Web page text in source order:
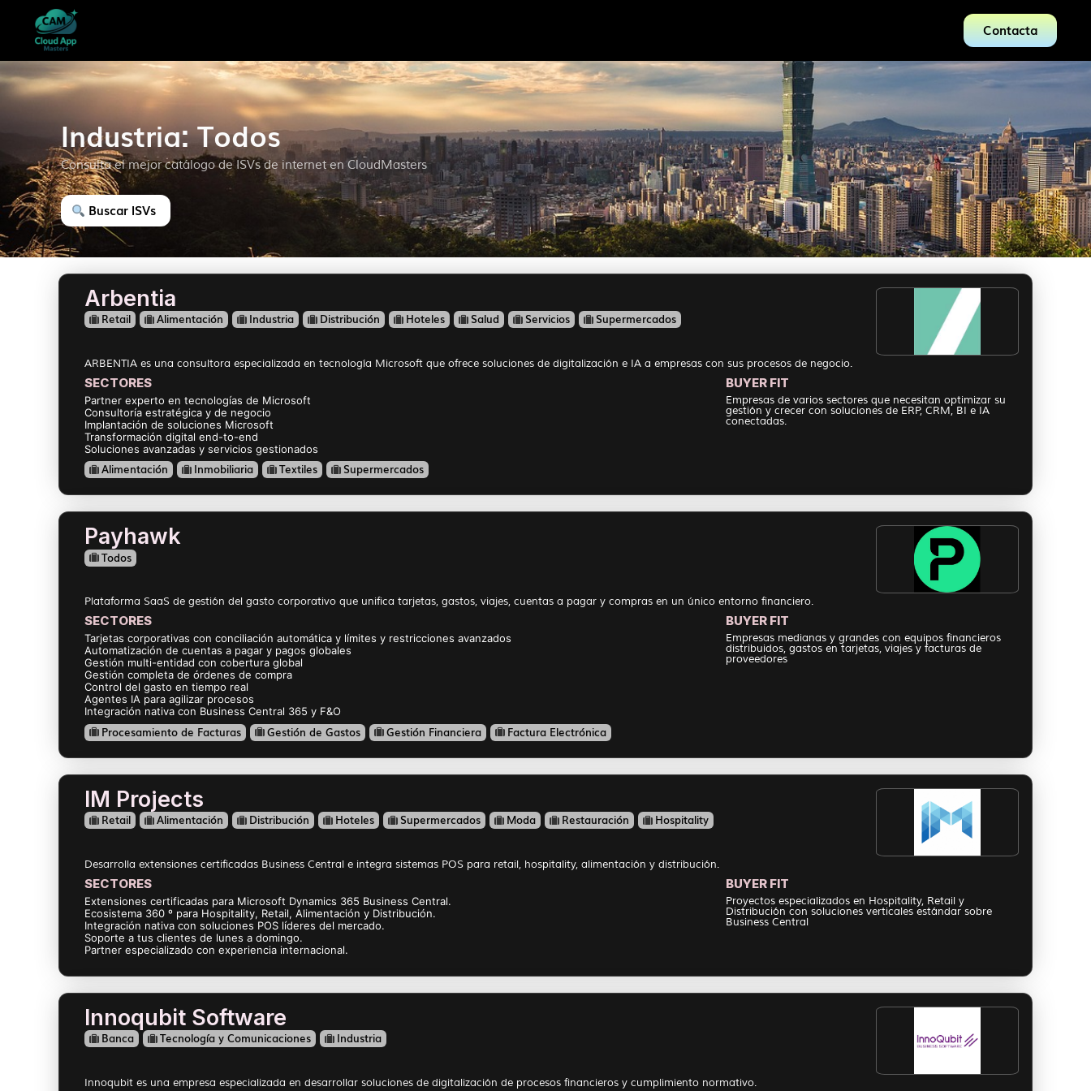
Contacta
Industria: Todos
Consulta el mejor catálogo de ISVs de internet en CloudMasters
Buscar ISVs
Arbentia
Retail Alimentación Industria Distribución Hoteles Salud Servicios Supermercados
ARBENTIA es una consultora especializada en tecnología Microsoft que ofrece soluciones de digitalización e IA a empresas con sus procesos de negocio.
SECTORES
Partner experto en tecnologías de Microsoft
Consultoría estratégica y de negocio
Implantación de soluciones Microsoft
Transformación digital end-to-end
Soluciones avanzadas y servicios gestionados
BUYER FIT
Empresas de varios sectores que necesitan optimizar su
gestión y crecer con soluciones de ERP, CRM, BI e IA
conectadas.
Alimentación Inmobiliaria Textiles Supermercados
Payhawk
Todos
Plataforma SaaS de gestión del gasto corporativo que unifica tarjetas, gastos, viajes, cuentas a pagar y compras en un único entorno financiero.
SECTORES
Tarjetas corporativas con conciliación automática y límites y restricciones avanzados
Automatización de cuentas a pagar y pagos globales
Gestión multi-entidad con cobertura global
Gestión completa de órdenes de compra
Control del gasto en tiempo real
Agentes IA para agilizar procesos
Integración nativa con Business Central 365 y F&O
BUYER FIT
Empresas medianas y grandes con equipos financieros
distribuidos, gastos en tarjetas, viajes y facturas de
proveedores
Procesamiento de Facturas Gestión de Gastos Gestión Financiera Factura Electrónica
IM Projects
Retail Alimentación Distribución Hoteles Supermercados Moda Restauración Hospitality
Desarrolla extensiones certificadas Business Central e integra sistemas POS para retail, hospitality, alimentación y distribución.
SECTORES
Extensiones certificadas para Microsoft Dynamics 365 Business Central.
Ecosistema 360 º para Hospitality, Retail, Alimentación y Distribución.
Integración nativa con soluciones POS líderes del mercado.
Soporte a tus clientes de lunes a domingo.
Partner especializado con experiencia internacional.
BUYER FIT
Proyectos especializados en Hospitality, Retail y
Distribución con soluciones verticales estándar sobre
Business Central
Innoqubit Software
Banca Tecnología y Comunicaciones Industria
Innoqubit es una empresa especializada en desarrollar soluciones de digitalización de procesos financieros y cumplimiento normativo.